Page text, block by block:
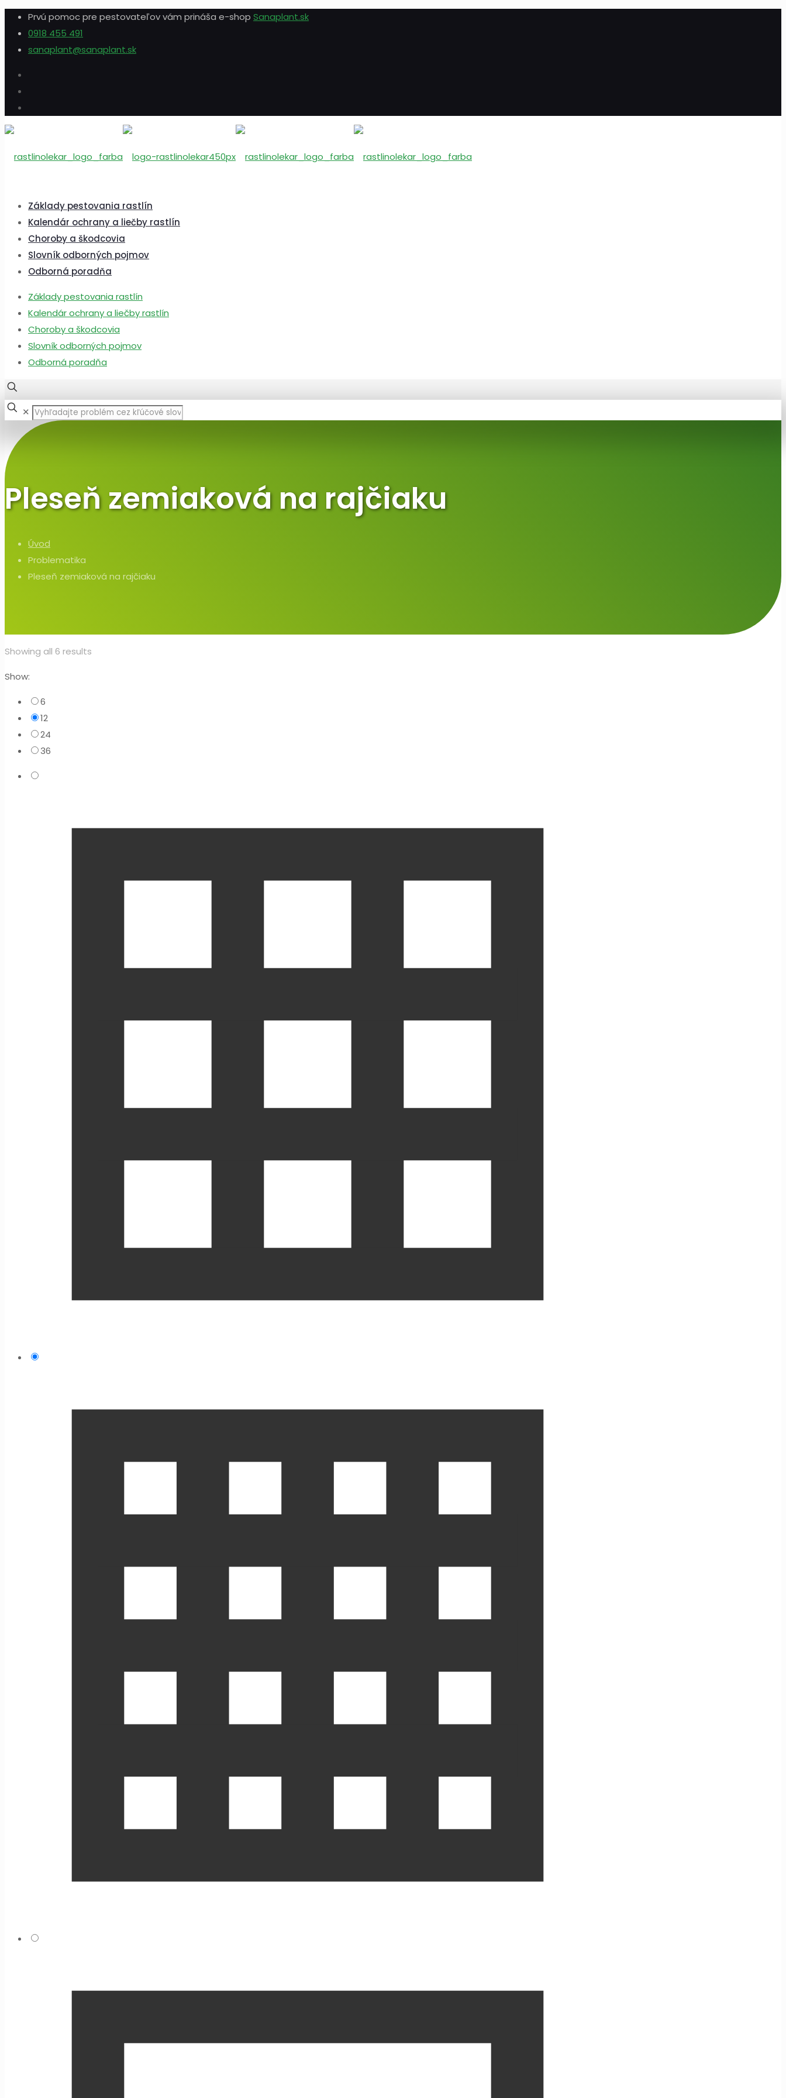
Prvú pomoc pre pestovateľov vám prináša e-shop Sanaplant.sk
0918 455 491
sanaplant@sanaplant.sk
Základy pestovania rastlín
Kalendár ochrany a liečby rastlín
Choroby a škodcovia
Slovník odborných pojmov
Odborná poradňa
Základy pestovania rastlín
Kalendár ochrany a liečby rastlín
Choroby a škodcovia
Slovník odborných pojmov
Odborná poradňa
✕
Pleseň zemiaková na rajčiaku
Úvod
Problematika
Pleseň zemiaková na rajčiaku
Showing all 6 results
Show:
6
12
24
36